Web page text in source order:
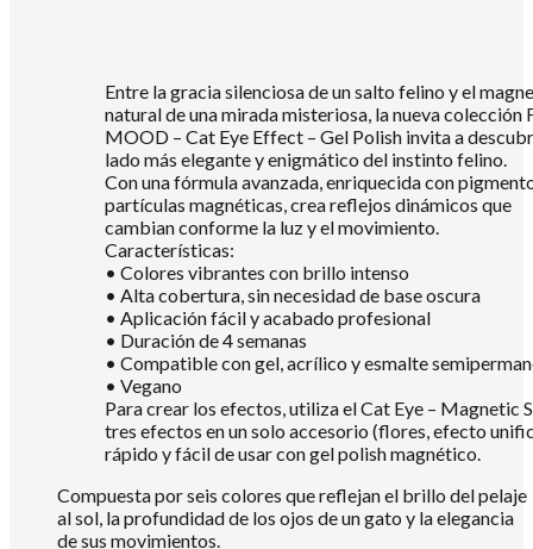
Entre la gracia silenciosa de un salto felino y el
natural de una mirada misteriosa, la nueva colección
MOOD – Cat Eye Effect – Gel Polish invita a
lado más elegante y enigmático del instinto felino.
Con una fórmula avanzada, enriquecida con
partículas magnéticas, crea reflejos dinámicos que
cambian conforme la luz y el movimiento.
Características:
• Colores vibrantes con brillo intenso
• Alta cobertura, sin necesidad de base oscura
• Aplicación fácil y acabado profesional
• Duración de 4 semanas
• Compatible con gel, acrílico y esmalte
• Vegano
Para crear los efectos, utiliza el Cat Eye – Magnetic
tres efectos en un solo accesorio (flores, efecto
rápido y fácil de usar con gel polish magnético.
Compuesta por seis colores que reflejan el brillo del pelaje
al sol, la profundidad de los ojos de un gato y la elegancia
de sus movimientos.